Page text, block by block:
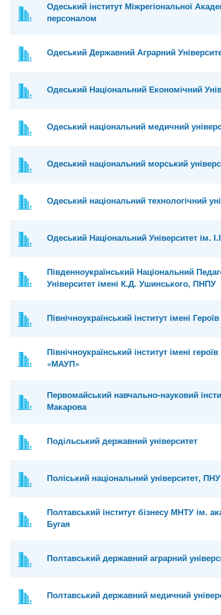
Одеський інститут Міжрегіональної
персоналом
Одеський Державний Аграрний
Одеський Національний Економічний
Одеський національний медичний
Одеський національний морський
Одеський національний технологічний
Одеський Національний Університет ім.
Південноукраїнський Національний
Університет імені К.Д. Ушинського, ПНПУ
Північноукраїнський інститут імені
Північноукраїнський інститут імені
«МАУП»
Первомайський навчально-науковий
Макарова
Подільський державний університет
Поліський національний університет, ПНУ
Полтавський інститут бізнесу МНТУ ім.
Бугая
Полтавський державний аграрний
Полтавський державний медичний